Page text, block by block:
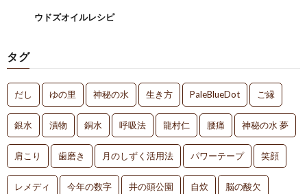
ウドズオイルレシピ
タグ
だし ゆの里 神秘の水 生き方 PaleBlueDot ご縁
銀水 漬物 銅水 呼吸法 龍村仁 腰痛 神秘の水 夢
肩こり 歯磨き 月のしずく活用法 パワーテープ 笑顔
レメディ 今年の数字 井の頭公園 自炊 脳の酸欠